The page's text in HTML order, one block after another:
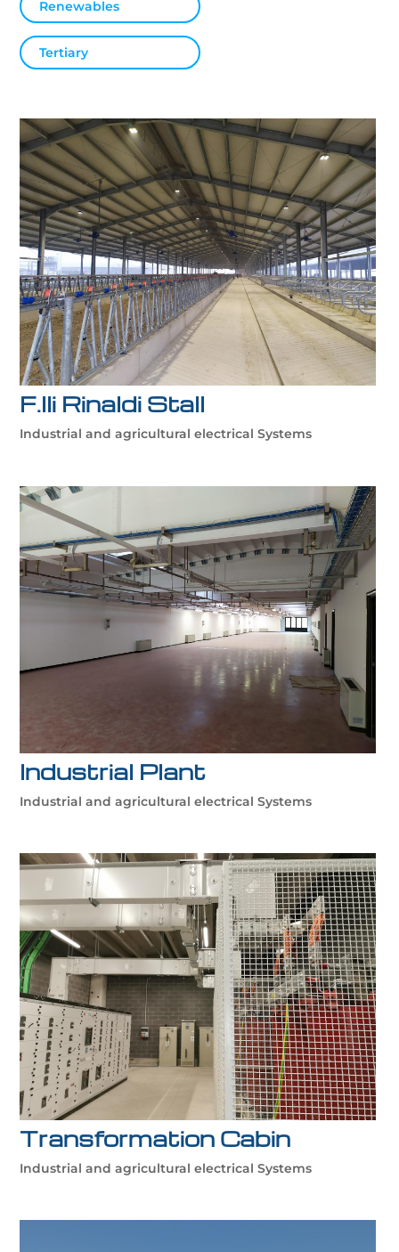
Renewables
Tertiary
F.lli Rinaldi Stall
Industrial and agricultural electrical Systems
Industrial Plant
Industrial and agricultural electrical Systems
Transformation Cabin
Industrial and agricultural electrical Systems